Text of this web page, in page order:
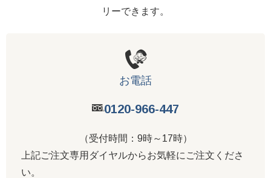
リーできます。
お電話
0120-966-447
（受付時間：9時～17時）
上記ご注文専用ダイヤルからお気軽にご注文くださ
い。